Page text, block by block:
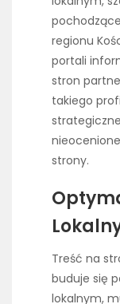
regionu
portali
stron
takiego
strony.
Treść na
buduje się
lokalnym,